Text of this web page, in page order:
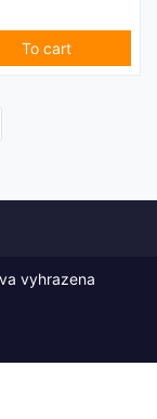
To cart
vyhrazena